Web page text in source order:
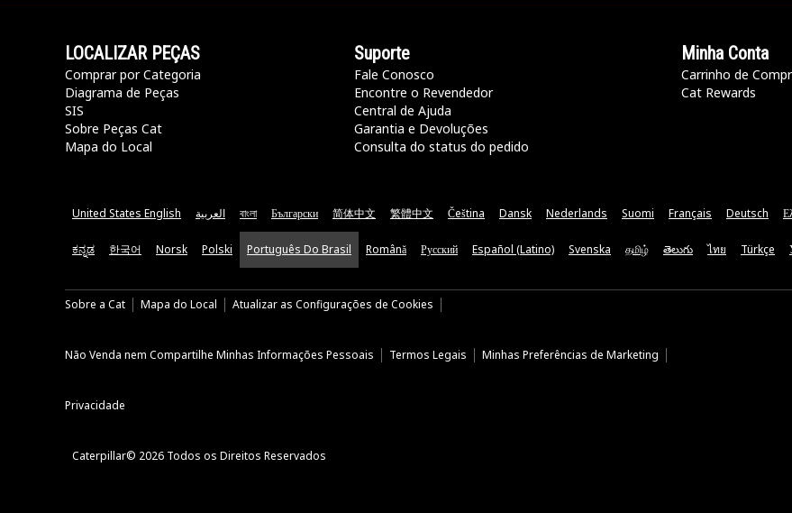
LOCALIZAR PEÇAS
Comprar por Categoria
Diagrama de Peças
SIS
Sobre Peças Cat
Mapa do Local
Suporte
Fale Conosco
Encontre o Revendedor
Central de Ajuda
Garantia e Devoluções
Consulta do status do pedido
Minha Conta
Carrinho de
Cat Rewards
United States English العربية বাংলা Български 简体中文 繁體中文 Čeština Dansk Nederlands Suomi Français Deutsch
ಕನ್ನಡ 한국어 Norsk Polski Português Do Brasil Română Русский Español (Latino) Svenska தமிழ் తెలుగు ไทย Türkçe
Sobre a Cat Mapa do Local Atualizar as Configurações de Cookies
Não Venda nem Compartilhe Minhas Informações Pessoais Termos Legais Minhas Preferências de Marketing
Privacidade
Caterpillar© 2026 Todos os Direitos Reservados